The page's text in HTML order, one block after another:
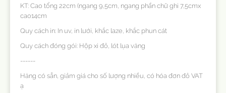
KT: Cao tổng 22cm (ngang 9,5cm, ngang phần chữ ghi 7,5cmx
cao14cm
Quy cách in: In uv, in lưới, khắc laze, khắc phun cát
Quy cách đóng gói: Hộp xi đỏ, lót lụa vàng
------
Hàng có sẵn, giảm giá cho số lượng nhiều, có hóa đơn đỏ VAT
ạ